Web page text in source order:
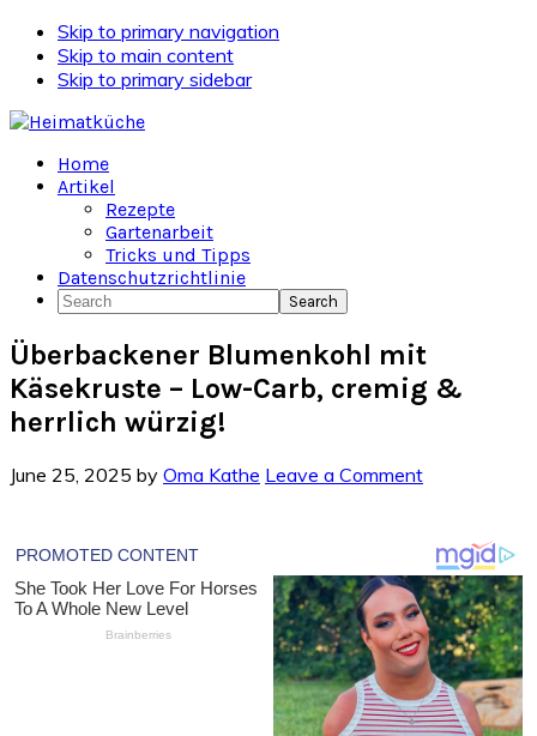
Skip to primary navigation
Skip to main content
Skip to primary sidebar
Home
Artikel
Rezepte
Gartenarbeit
Tricks und Tipps
Datenschutzrichtlinie
Search
Überbackener Blumenkohl mit
Käsekruste – Low-Carb, cremig &
herrlich würzig!
June 25, 2025 by Oma Kathe Leave a Comment